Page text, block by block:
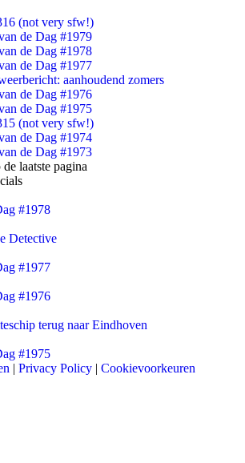
(not very sfw!)
de Dag #1979
de Dag #1978
de Dag #1977
aanhoudend zomers
de Dag #1976
de Dag #1975
(not very sfw!)
de Dag #1974
de Dag #1973
laatste pagina
#1978
Detective
#1977
#1976
terug naar Eindhoven
#1975
| Privacy Policy | Cookievoorkeuren